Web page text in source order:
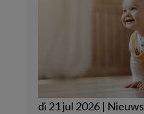
di 21 jul 2026 | Nieuws